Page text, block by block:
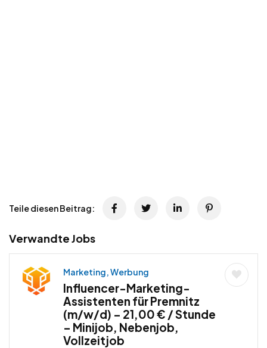
Teile diesen Beitrag:
Verwandte Jobs
Marketing, Werbung
Influencer-Marketing-
Assistenten für Premnitz
(m/w/d) – 21,00 € / Stunde
– Minijob, Nebenjob,
Vollzeitjob